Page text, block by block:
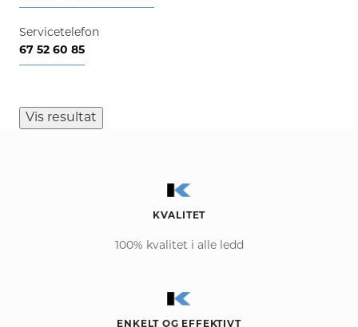
Servicetelefon
67 52 60 85
Vis resultat
KVALITET
100% kvalitet i alle ledd
ENKELT OG EFFEKTIVT